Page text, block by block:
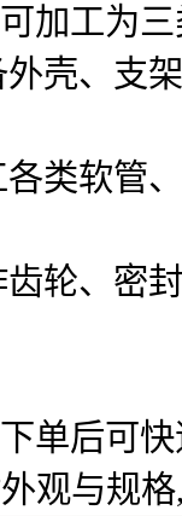
加工为
壳、支
类软管
轮、密
单后可
观与规